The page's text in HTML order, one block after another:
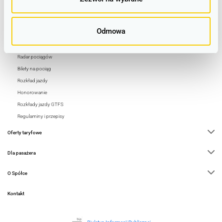
Odmowa
Alerty
Radar pociągów
Bilety na pociąg
Rozkład jazdy
Honorowanie
Rozkłady jazdy GTFS
Regulaminy i przepisy
Oferty taryfowe
Dla pasażera
O Spółce
Kontakt